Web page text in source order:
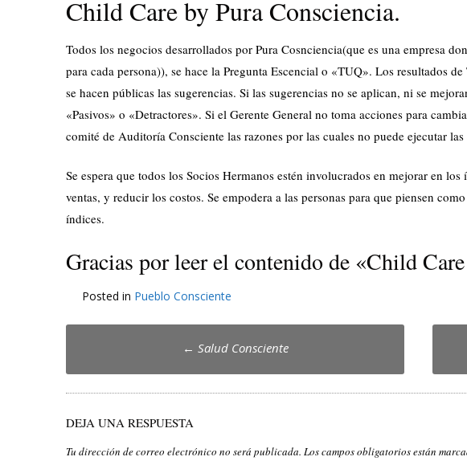
Child Care by Pura Consciencia.
Todos los negocios desarrollados por Pura Cosnciencia(que es una empresa
para cada persona)), se hace la Pregunta Escencial o «TUQ». Los resultados
se hacen públicas las sugerencias. Si las sugerencias no se aplican, ni se
«Pasivos» o «Detractores». Si el Gerente General no toma acciones para
comité de Auditoría Consciente las razones por las cuales no puede ejecutar
Se espera que todos los Socios Hermanos estén involucrados en mejorar en
ventas, y reducir los costos. Se empodera a las personas para que piensen
índices.
Gracias por leer el contenido de «Child
Posted in Pueblo Consciente
navigation
← Salud Consciente
DEJA UNA RESPUESTA
Tu dirección de correo electrónico no será publicada. Los campos obligatorios están